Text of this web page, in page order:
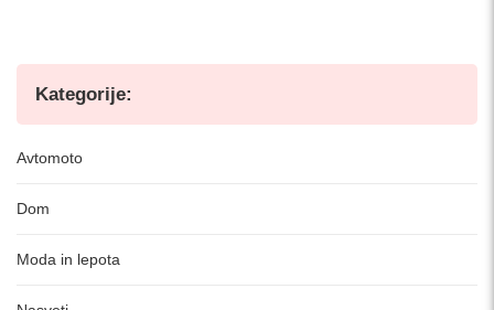
Kategorije:
Avtomoto
Dom
Moda in lepota